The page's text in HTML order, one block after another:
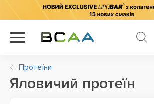
Протеїни
Яловичий протеїн